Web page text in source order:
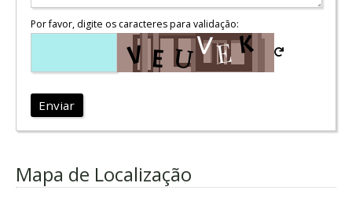
Por favor, digite os caracteres para validação:
Enviar
Mapa de Localização